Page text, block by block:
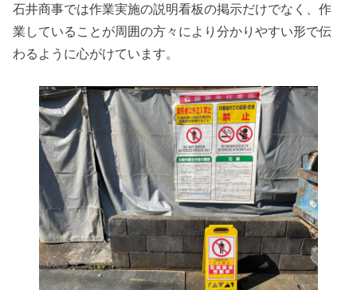
石井商事では作業実施の説明看板の掲示だけでなく、作
業していることが周囲の方々により分かりやすい形で伝
わるように心がけています。